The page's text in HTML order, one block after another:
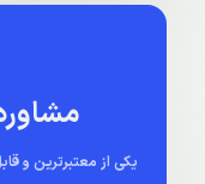
یکی از معتبرترین و